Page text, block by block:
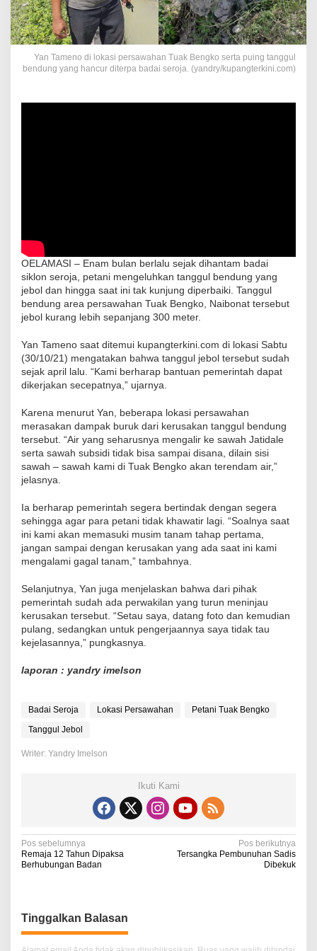
Yan Tameno di lokasi persawahan Tuak Bengko serta puing tanggul
bendung yang hancur diterpa badai seroja. (yandry/kupangterkini.com)
OELAMASI – Enam bulan berlalu sejak dihantam badai
siklon seroja, petani mengeluhkan tanggul bendung yang
jebol dan hingga saat ini tak kunjung diperbaiki. Tanggul
bendung area persawahan Tuak Bengko, Naibonat tersebut
jebol kurang lebih sepanjang 300 meter.
Yan Tameno saat ditemui kupangterkini.com di lokasi Sabtu
(30/10/21) mengatakan bahwa tanggul jebol tersebut sudah
sejak april lalu. “Kami berharap bantuan pemerintah dapat
dikerjakan secepatnya,” ujarnya.
Karena menurut Yan, beberapa lokasi persawahan
merasakan dampak buruk dari kerusakan tanggul bendung
tersebut. “Air yang seharusnya mengalir ke sawah Jatidale
serta sawah subsidi tidak bisa sampai disana, dilain sisi
sawah – sawah kami di Tuak Bengko akan terendam air,”
jelasnya.
Ia berharap pemerintah segera bertindak dengan segera
sehingga agar para petani tidak khawatir lagi. “Soalnya saat
ini kami akan memasuki musim tanam tahap pertama,
jangan sampai dengan kerusakan yang ada saat ini kami
mengalami gagal tanam,” tambahnya.
Selanjutnya, Yan juga menjelaskan bahwa dari pihak
pemerintah sudah ada perwakilan yang turun meninjau
kerusakan tersebut. “Setau saya, datang foto dan kemudian
pulang, sedangkan untuk pengerjaannya saya tidak tau
kejelasannya,” pungkasnya.
laporan : yandry imelson
Badai Seroja Lokasi Persawahan
Petani Tuak Bengko
Tanggul Jebol
Writer: Yandry Imelson
Ikuti Kami
N
a
i
g
Pos sebelumnya
Remaja 12 Tahun Dipaksa
Berhubungan Badan
Pos berikutnya
Tersangka Pembunuhan Sadis
Dibekuk
Tinggalkan Balasan